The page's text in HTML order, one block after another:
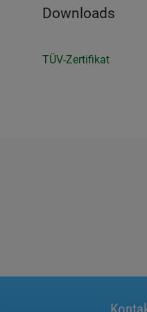
Downloads
TÜV-Zertifikat